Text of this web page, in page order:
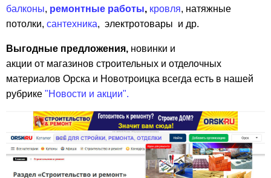
балконы, ремонтные работы, кровля, натяжные
потолки, сантехника, электротовары и др.
Выгодные предложения, новинки и
акции от магазинов строительных и отделочных
материалов Орска и Новотроицка всегда есть в нашей
рубрике "Новости и акции".